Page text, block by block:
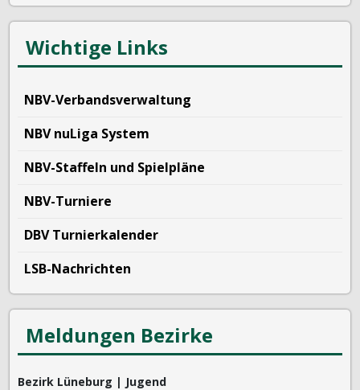
Wichtige Links
NBV-Verbandsverwaltung
NBV nuLiga System
NBV-Staffeln und Spielpläne
NBV-Turniere
DBV Turnierkalender
LSB-Nachrichten
Meldungen Bezirke
Bezirk Lüneburg | Jugend